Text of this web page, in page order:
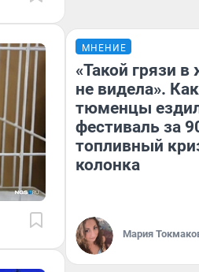
МНЕНИЕ
«Такой грязи в
не видела». Как
тюменцы
фестиваль за
топливный
колонка
Мария